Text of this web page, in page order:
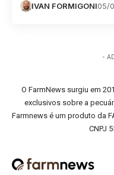
IVAN FORMIGONI05/
-
O FarmNews surgiu em
exclusivos sobre a
Farmnews é um produto da
CNPJ